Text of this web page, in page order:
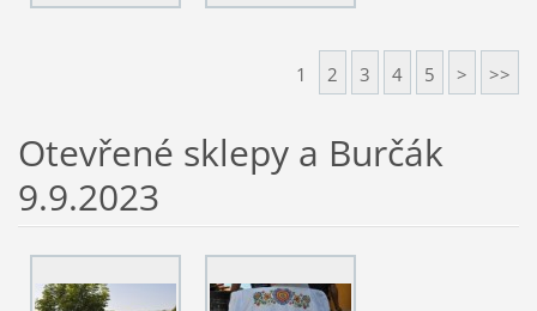
1 2 3 4 5 > >>
Otevřené sklepy a Burčák
9.9.2023